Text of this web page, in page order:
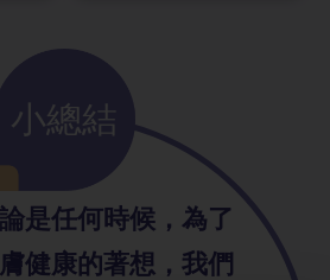
小總結
是任何時候，為了
健康的著想，我們